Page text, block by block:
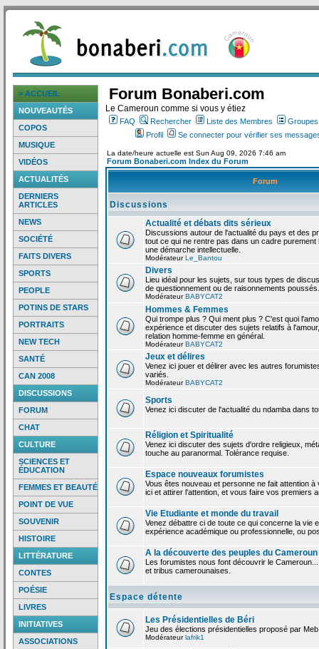
> ACCUEIL
NOUVEAUTÉS
COPOS
MUSIQUE
VIDÉOS
ACTUALITÉS
DERNIERS
ARTICLES
NEWS
SOCIÉTÉ
FAITS DIVERS
SPORTS
PEOPLE
POTINS DE STARS
PORTRAITS
NEW TECH
SANTÉ
CAN 2008
DISCUSSIONS
FORUM
CHAT
CULTURE
SCIENCES ET
ÉDUCATION
FEMMES ET BEAUTÉ
POINT DE VUE
SOUVENIR
HISTOIRE
LITTÉRATURE
CONTES
POÉSIE
LIVRES
INITIATIVES
ASSOCIATIONS
Forum Bonaberi.com
Le Cameroun comme si vous y étiez
FAQ Rechercher Liste des Membres
Profil
Se connecter pour vérifier ses
La date/heure actuelle est Sun Aug 09, 2026 7:46 am
Forum Bonaberi.com Index du Forum
Forum
Discussions
Actualité et débats dits sérieux
Discussions autour de l'actualité du pays et des
tout ce qui ne rentre pas dans un cadre
une démarche intellectuelle.
ModérateurLe_Bantou
Divers
Lieu idéal pour les sujets, sur tous types de
de questionnement ou de raisonnements
ModérateurBABYCAT2
Hommes & Femmes
Qui trompe plus ? Qui ment plus ? C'est quoi
expérience et discuter des sujets relatifs à
relation homme-femme en général.
ModérateurBABYCAT2
Jeux et délires
Venez ici jouer et délirer avec les autres
variés.
ModérateurBABYCAT2
Sports
Venez ici discuter de l'actualité du ndamba dans
Réligion et Spiritualité
Venez ici discuter des sujets d'ordre religieux,
touche au paranormal. Tolérance requise.
Espace nouveaux forumistes
Vous êtes nouveau et personne ne fait attention
ici et attirer l'attention, et vous faire vos premiers
Vie Etudiante et monde du travail
Venez débattre ci de toute ce qui concerne la vie
expérience académique ou professionnelle, ou
A la découverte des peuples du Cameroun
Les forumistes nous font découvrir le
et tribus camerounaises.
Espace détente
Les Présidentielles de Béri
Jeu des élections présidentielles proposé par Meb
Modérateurlafrik1